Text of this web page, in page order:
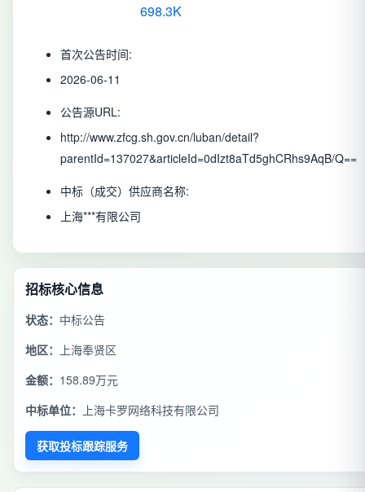
698.3K
首次公告时间:
2026-06-11
公告源URL:
http://www.zfcg.sh.gov.cn/luban/detail?
parentId=137027&articleId=0dIzt8aTd5ghCRhs9AqB/Q==
中标（成交）供应商名称:
上海***有限公司
招标核心信息
状态： 中标公告
地区：
上海奉贤区
金额： 158.89万元
中标单位：
上海卡罗网络科技有限公司
获取投标跟踪服务